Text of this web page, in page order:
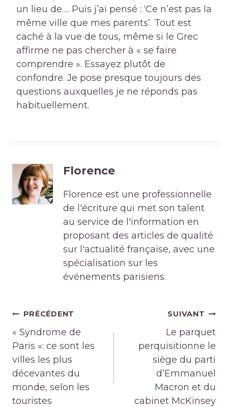
un lieu de…. Puis j’ai pensé : ‘Ce n’est pas la
même ville que mes parents’. Tout est
caché à la vue de tous, même si le Grec
affirme ne pas chercher à « se faire
comprendre ». Essayez plutôt de
confondre. Je pose presque toujours des
questions auxquelles je ne réponds pas
habituellement.
Florence
Florence est une professionnelle
de l'écriture qui met son talent
au service de l'information en
proposant des articles de qualité
sur l'actualité française, avec une
spécialisation sur les
événements parisiens.
Navigation
de
l’article
PRÉCÉDENT
« Syndrome de
Paris »: ce sont les
villes les plus
décevantes du
monde, selon les
touristes
SUIVANT
Le parquet
perquisitionne le
siège du parti
d’Emmanuel
Macron et du
cabinet McKinsey